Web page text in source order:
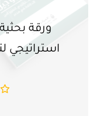
ورقة بحثية
استراتيجي